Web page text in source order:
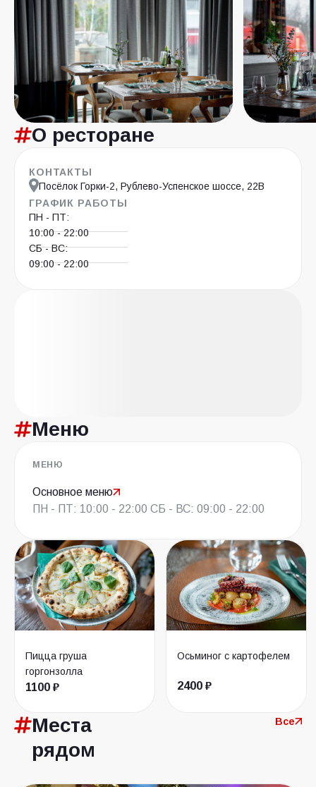
О ресторане
КОНТАКТЫ
Посёлок Горки-2, Рублево-Успенское шоссе, 22В
ГРАФИК РАБОТЫ
ПН - ПТ:
10:00 - 22:00
СБ - ВС:
09:00 - 22:00
Меню
МЕНЮ
Основное меню
ПН - ПТ: 10:00 - 22:00 СБ - ВС: 09:00 - 22:00
Пицца груша
горгонзолла
1100 ₽
Осьминог с картофелем
2400 ₽
Места
рядом
Все